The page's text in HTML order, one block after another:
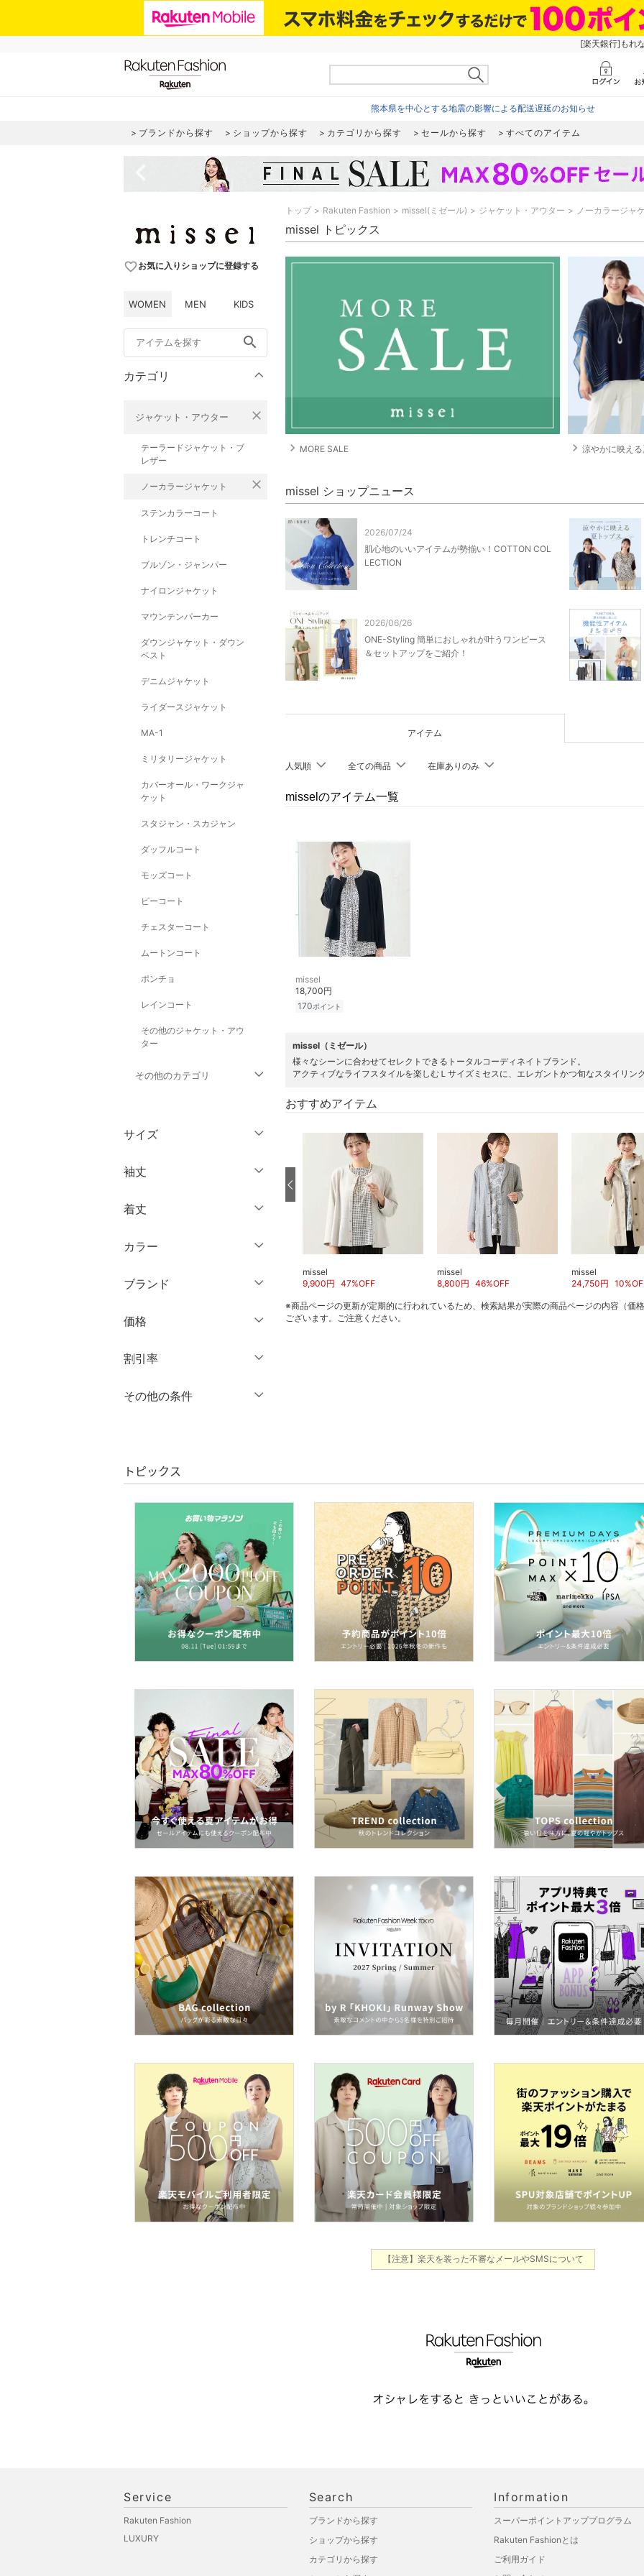
[楽天銀行]もれ
熊本県を中心とする地震の影響による配送遅延のお知らせ
ブランドから探す ショップから探す カテゴリから探す セールから探す すべてのアイテム
favorite_borderお気に入りショップに登録する
WOMEN MEN KIDS
search
カテゴリ
ジャケット・アウター close
テーラードジャケット・ブ
レザー
ノーカラージャケット close
ステンカラーコート
トレンチコート
ブルゾン・ジャンパー
ナイロンジャケット
マウンテンパーカー
ダウンジャケット・ダウン
ベスト
デニムジャケット
ライダースジャケット
MA-1
ミリタリージャケット
カバーオール・ワークジャ
ケット
スタジャン・スカジャン
ダッフルコート
モッズコート
ピーコート
チェスターコート
ムートンコート
ポンチョ
レインコート
その他のジャケット・アウ
ター
その他のカテゴリ
パンツ
ワンピース・ドレス
スカート
オールインワン・オーバ
バッグ
シューズ・靴
インナー・ルームウェア
靴下・レッグウェア
ヘアアクセサリー
マタニティウェア・ベビ
ー用品
スーツ・フォーマル
着物・浴衣・和装小物
スキンケア
ベースメイク
メイクアップ
ネイル
ボディケア・オーラルケ
ア
ヘアケア
フレグランス
メイク道具・美容器具
コフレ・キット・セット
食器・調理器具・キッチ
ン用品
インテリア・生活雑貨
スマホグッズ・オーディ
オ機器
スポーツ・アウトドア用
サイズ
ウェア（S/M/L）
M
XL
袖丈
ノースリーブ
半袖
長袖
着丈
ショート丈
ミドル丈
カラー
クリア
ブランド
価格
絞り込み
割引率
％OFF～ ％OFF
その他の条件
クリア 絞り込み
トップ Rakuten Fashion missel(ミゼール) ジャケット・アウター ノーカラージャ
missel トピックス
navigate_next MORE SALE navigate_next 涼やかに映え
missel ショップニュース
2026/07/24
肌心地のいいアイテムが勢揃い！COTTON COL
LECTION
2026/06/26
ONE-Styling 簡単におしゃれが叶うワンピース
＆セットアップをご紹介！
アイテム
人気順 全ての商品 在庫ありのみ
misselのアイテム一覧
missel
18,700円
170ポイント
missel（ミゼール）
様々なシーンに合わせてセレクトできるトータルコーディネイトブランド。
アクティブなライフスタイルを楽しむＬサイズミセスに、エレガントかつ旬なスタイリン
おすすめアイテム
missel
9,900円 47%OFF
missel
8,800円 46%OFF
missel
24,750円 10
※商品ページの更新が定期的に行われているため、検索結果が実際の商品ページの内容（価
ございます。ご注意ください。
トピックス
【注意】楽天を装った不審なメールやSMSについて
Service
Rakuten Fashion
LUXURY
Search
ブランドから探す
ショップから探す
カテゴリから探す
Information
スーパーポイントアッププログラム
Rakuten Fashionとは
ご利用ガイド